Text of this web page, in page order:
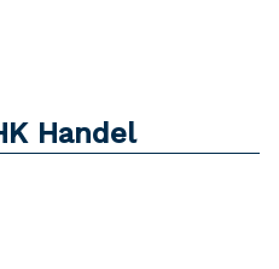
Handel